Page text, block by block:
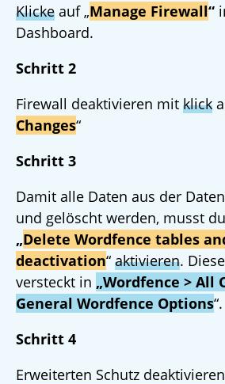
Klicke auf „Manage Firewall“
Dashboard.
Schritt 2
Firewall deaktivieren mit klick
Changes“
Schritt 3
Damit alle Daten aus der
und gelöscht werden, musst
„Delete Wordfence tables
deactivation“ aktivieren.
versteckt in „Wordfence > All
General Wordfence Options“.
Schritt 4
Erweiterten Schutz